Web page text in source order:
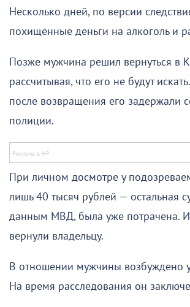
Несколько дней, по версии
похищенные деньги на алкоголь и
Позже мужчина решил вернуться в
рассчитывая, что его не будут
после возвращения его задержали
полиции.
При личном досмотре у
лишь 40 тысяч рублей — остальная
данным МВД, была уже потрачена.
вернули владельцу.
В отношении мужчины возбуждено
На время расследования он